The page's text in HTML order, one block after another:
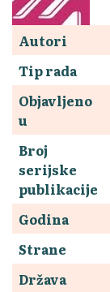
Autori
Tip rada
Objavljeno
u
Broj
serijske
publikacije
Godina
Strane
Država